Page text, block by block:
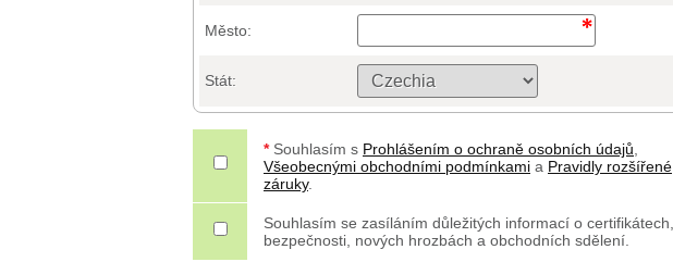
Město:
Stát:
* Souhlasím s Prohlášením o ochraně osobních údajů
Všeobecnými obchodními podmínkami a Pravidly rozšířené
záruky.
Souhlasím se zasíláním důležitých informací o certifikátech,
bezpečnosti, nových hrozbách a obchodních sdělení.